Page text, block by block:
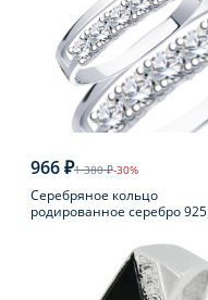
966 ₽1 380 ₽-30%
Серебряное кольцо
родированное серебро 925